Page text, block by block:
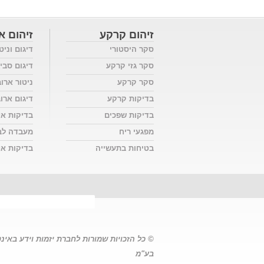
זיהום קרקע
סקר היסטורי
סקר גזי קרקע
סקר קרקע
בדיקות קרקע
בדיקות שפכים
מפגעי ריח
בטיחות בתעשייה
זיהום
דיגום
דיגום
ניטור
דיגום
בדיקות
מעבדה
בדיקות
© כל הזכויות שמורות לחברת יזמות וידע
בע"מ